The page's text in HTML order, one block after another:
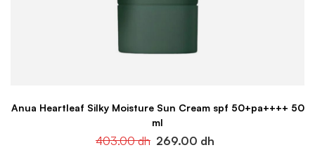
Anua Heartleaf Silky Moisture Sun Cream spf 50+pa++++ 50
ml
403.00dh 269.00 dh